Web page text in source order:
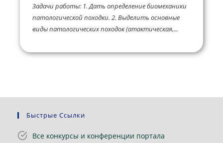
Задачи работы: 1. Дать определение биомеханики
патологической походки. 2. Выделить основные
виды патологических походок (атактическая,...
Быстрые Ссылки
Все конкурсы и конференции портала